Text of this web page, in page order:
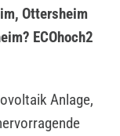
Ottersheim
ECOhoch2
Anlage,